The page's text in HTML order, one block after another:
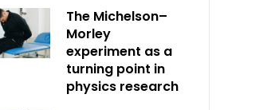
The Michelson–
Morley
experiment as a
turning point in
physics research